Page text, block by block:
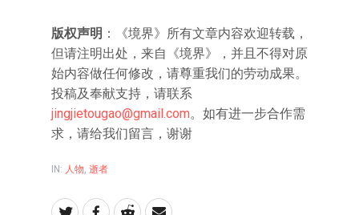
版权声明 ：《境界》所有文章内容欢迎转载，
但请注明出处，来自《境界》，并且不得对原
始内容做任何修改，请尊重我们的劳动成果。
投稿及奉献支持，请联系
jingjietougao@gmail.com。如有进一步合作需
求，请给我们留言，谢谢
IN: 人物, 逝者